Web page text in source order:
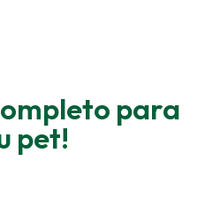
para
pet!